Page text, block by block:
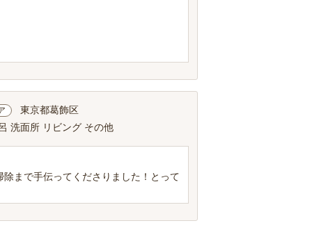
東京都葛飾区
洗面所 リビング その他
まで手伝ってくださりました！とって